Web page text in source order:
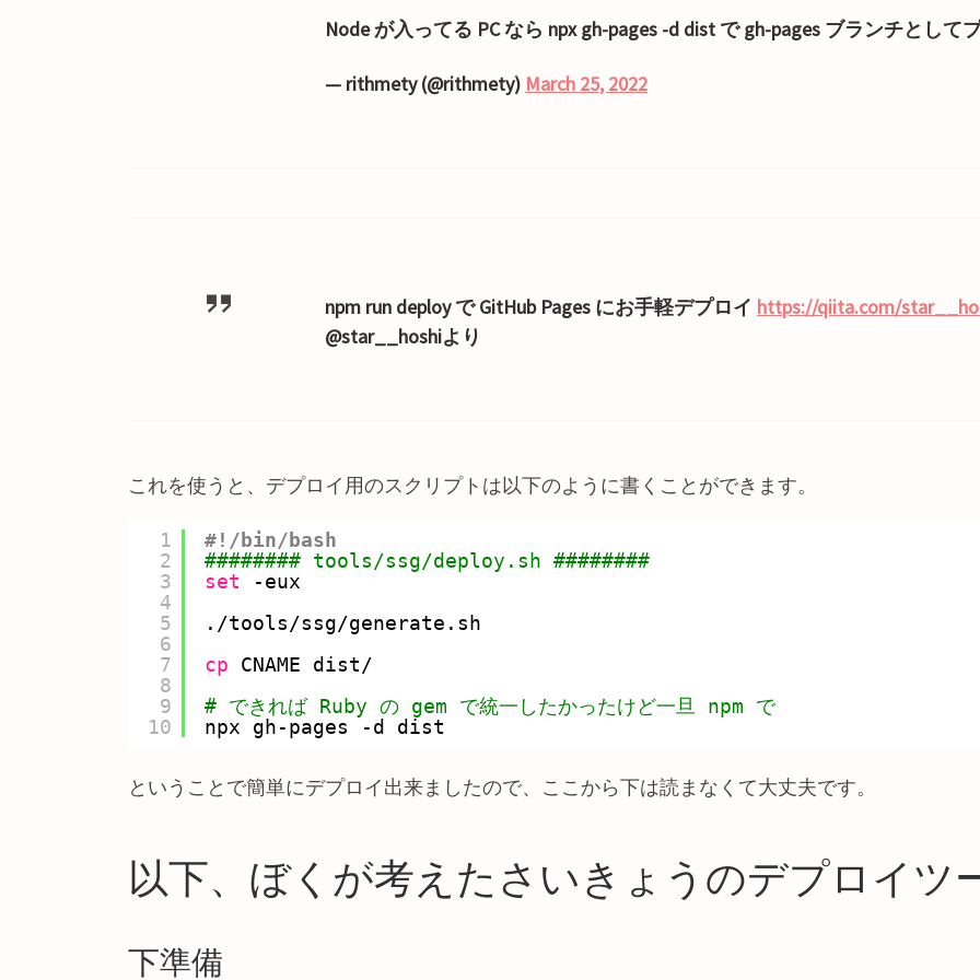
Node が入ってる PC なら npx gh-pages -d dist で gh-pages ブランチとして
— rithmety (@rithmety) March 25, 2022
npm run deploy で GitHub Pages にお手軽デプロイ https://qiita.com/
@star__hoshiより
これを使うと、デプロイ用のスクリプトは以下のように書くことができます。
1
2
3
4
5
6
7
8
9
10
#!/bin/bash
######## tools/ssg/deploy.sh ########
set
-eux
. /tools/ssg/generate .sh
cp
CNAME dist/
# できれば Ruby の gem で統一したかったけど一旦 npm で
npx gh-pages -d dist
ということで簡単にデプロイ出来ましたので、ここから下は読まなくて大丈夫です。
以下、ぼくが考えたさいきょうのデプロイツ
下準備